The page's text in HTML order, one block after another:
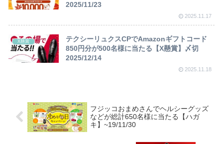
2025/11/23
2025.11.17
X懸賞
テクシーリュクスCPでAmazonギフトコード
850円分が500名様に当たる【X懸賞】〆切
2025/12/14
2025.11.18
フジッコおまめさんでヘルシーグッズ
などが総計650名様に当たる【ハガ
キ】~19/11/30